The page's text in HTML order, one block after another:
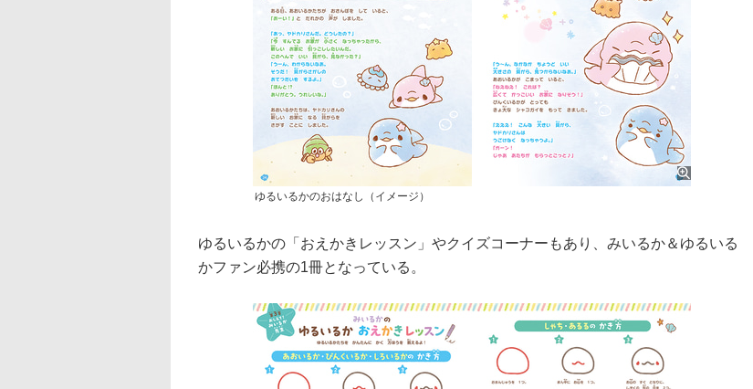
ゆるいるかのおはなし（イメージ）
ゆるいるかの「おえかきレッスン」やクイズコーナーもあり、みいるか＆ゆるいる
かファン必携の1冊となっている。